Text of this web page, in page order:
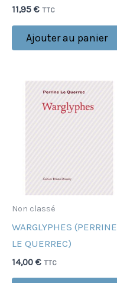
11,95 € TTC
Ajouter au panier
Non classé
WARGLYPHES (PERRINE
LE QUERREC)
14,00 € TTC